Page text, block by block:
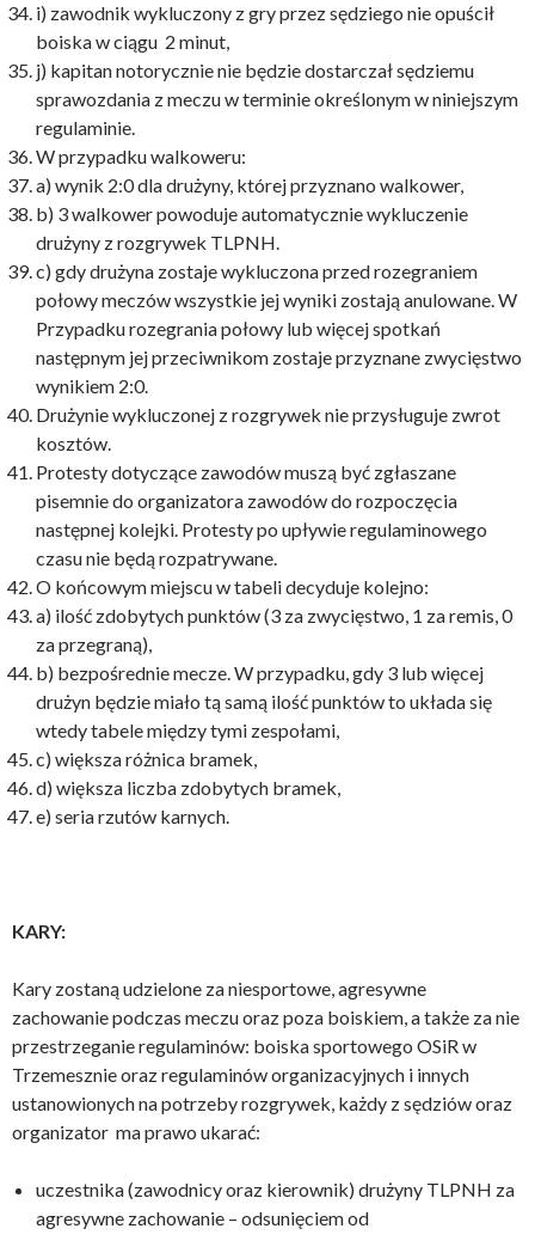
i) zawodnik wykluczony z gry przez sędziego nie opuścił
boiska w ciągu 2 minut,
j) kapitan notorycznie nie będzie dostarczał sędziemu
sprawozdania z meczu w terminie określonym w niniejszym
regulaminie.
W przypadku walkoweru:
a) wynik 2:0 dla drużyny, której przyznano walkower,
b) 3 walkower powoduje automatycznie wykluczenie
drużyny z rozgrywek TLPNH.
c) gdy drużyna zostaje wykluczona przed rozegraniem
połowy meczów wszystkie jej wyniki zostają anulowane. W
Przypadku rozegrania połowy lub więcej spotkań
następnym jej przeciwnikom zostaje przyznane zwycięstwo
wynikiem 2:0.
Drużynie wykluczonej z rozgrywek nie przysługuje zwrot
kosztów.
Protesty dotyczące zawodów muszą być zgłaszane
pisemnie do organizatora zawodów do rozpoczęcia
następnej kolejki. Protesty po upływie regulaminowego
czasu nie będą rozpatrywane.
O końcowym miejscu w tabeli decyduje kolejno:
a) ilość zdobytych punktów (3 za zwycięstwo, 1 za remis, 0
za przegraną),
b) bezpośrednie mecze. W przypadku, gdy 3 lub więcej
drużyn będzie miało tą samą ilość punktów to układa się
wtedy tabele między tymi zespołami,
c) większa różnica bramek,
d) większa liczba zdobytych bramek,
e) seria rzutów karnych.
KARY:
Kary zostaną udzielone za niesportowe, agresywne
zachowanie podczas meczu oraz poza boiskiem, a także za nie
przestrzeganie regulaminów: boiska sportowego OSiR w
Trzemesznie oraz regulaminów organizacyjnych i innych
ustanowionych na potrzeby rozgrywek, każdy z sędziów oraz
organizator ma prawo ukarać:
uczestnika (zawodnicy oraz kierownik) drużyny TLPNH za
agresywne zachowanie – odsunięciem od